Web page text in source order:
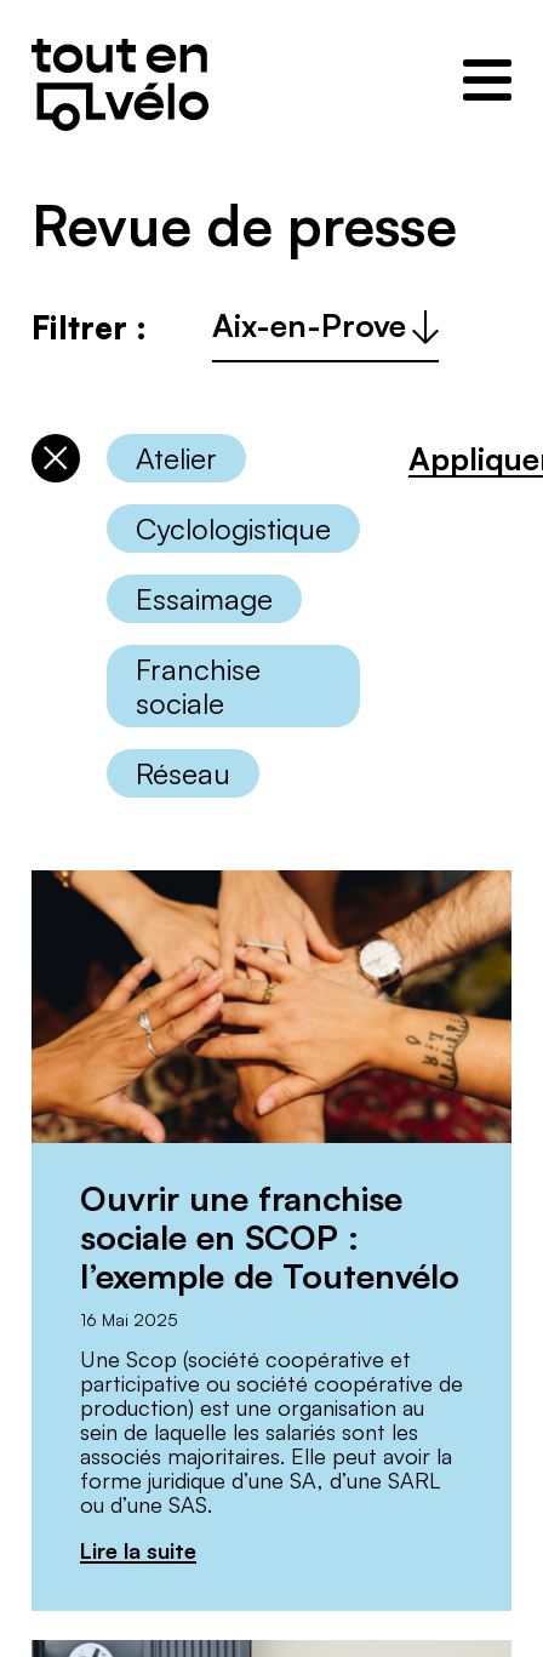
Toutenvélo
–
Coopératives
cyclologistique
Revue de presse
Filtrer :
Ville
:
Désélectionner
les
catégories
Atelier
Cyclologistique
Essaimage
Franchise
sociale
Réseau
Ouvrir une franchise
sociale en SCOP :
l’exemple de Toutenvélo
16 Mai 2025
Une Scop (société coopérative et
participative ou société coopérative de
production) est une organisation au
sein de laquelle les salariés sont les
associés majoritaires. Elle peut avoir la
forme juridique d’une SA, d’une SARL
ou d’une SAS.
Lire la suite